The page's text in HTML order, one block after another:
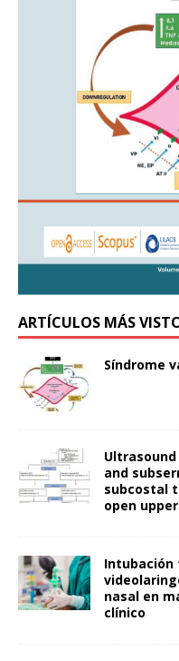
ARTÍCULOS MÁS
Síndrome
and
subcostal
open
Intubación
nasal en
clínico